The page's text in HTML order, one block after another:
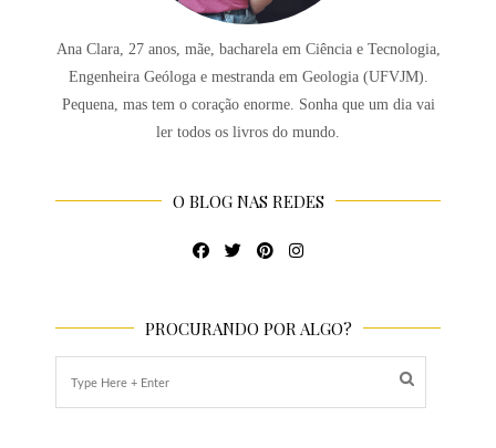
Ana Clara, 27 anos, mãe, bacharela em Ciência e Tecnologia,
Engenheira Geóloga e mestranda em Geologia (UFVJM).
Pequena, mas tem o coração enorme. Sonha que um dia vai
ler todos os livros do mundo.
O BLOG NAS REDES
PROCURANDO POR ALGO?